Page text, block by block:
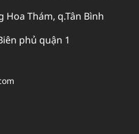
Hoa Thám, q.Tân Bình
phủ quận 1